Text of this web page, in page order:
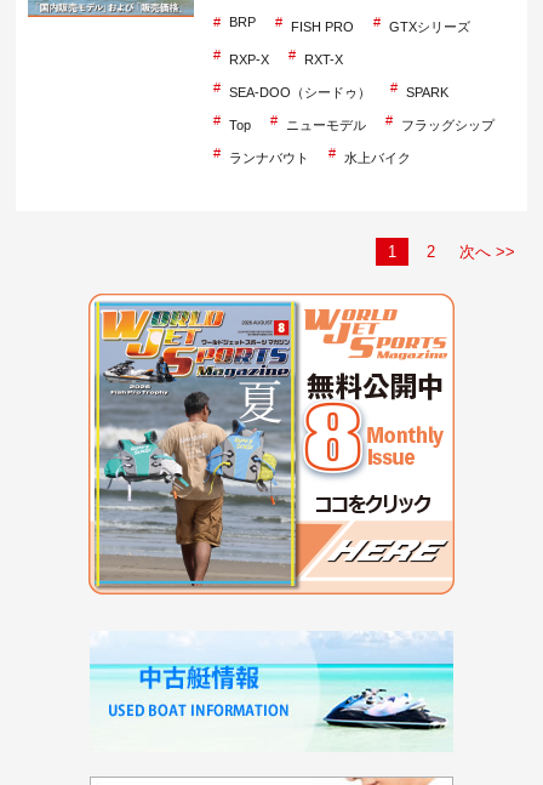
BRP FISH PRO GTXシリーズ
RXP-X RXT-X
SEA-DOO（シードゥ） SPARK
Top ニューモデル フラッグシップ
ランナバウト 水上バイク
1 2 次へ >>